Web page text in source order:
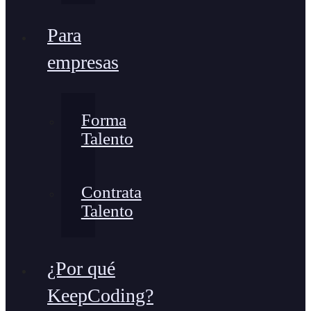
Para
empresas
Forma
Talento
Contrata
Talento
¿Por qué
KeepCoding?